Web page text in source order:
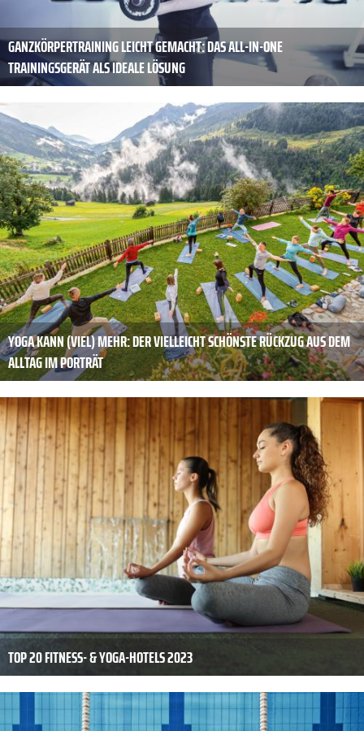
GANZKÖRPERTRAINING LEICHT GEMACHT: DAS ALL-IN-ONE
TRAININGSGERÄT ALS IDEALE LÖSUNG
YOGA KANN (VIEL) MEHR: DER VIELLEICHT SCHÖNSTE RÜCKZUG AUS DEM
ALLTAG IM PORTRÄT
TOP 20 FITNESS- & YOGA-HOTELS 2023